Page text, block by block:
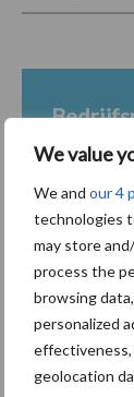
We value
We and our 4
technologies
may store
process the
browsing
personalized
effectiveness,
geolocation
Primaire
Sidebar